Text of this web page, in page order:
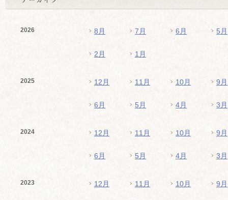
2026 8月 7月 6月 5月
2月 1月
2025 12月 11月 10月 9月
6月 5月 4月 3月
2024 12月 11月 10月 9月
6月 5月 4月 3月
2023 12月 11月 10月 9月